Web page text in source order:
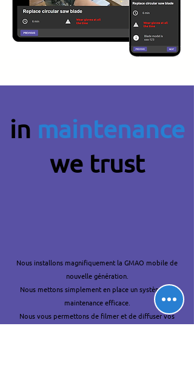
in maintenance
we trust
Nous installons magnifiquement la GMAO mobile de
nouvelle génération.
Nous mettons simplement en place un système de
maintenance efficace.
Nous vous permettons de filmer et de diffuser vos